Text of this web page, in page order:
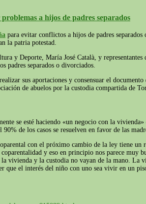
a hijos de padres separados
para evitar conflictos a hijos de padres
la patria potestad.
y Deporte, María José Català, y
padres separados o divorciados.
sus aportaciones y consensuar el
de abuelos por la custodia compartida de
se esté haciendo «un negocio con la
de los casos se resuelven en favor de las
con el próximo cambio de la ley tiene un
y eso en principio nos parece muy
vivienda y la custodia no vayan de la mano.
que el interés del niño con uno sea vivir en un